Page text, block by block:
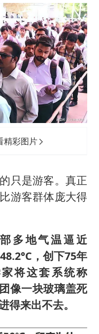
精彩图片
只是游客。真正
游客群体庞大得
多地气温逼近
，创下75年
将这套系统称
像一块玻璃盖死
得来出不去。